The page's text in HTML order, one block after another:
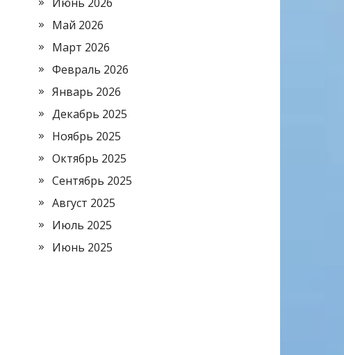
Май 2026
Март 2026
Февраль 2026
Январь 2026
Декабрь 2025
Ноябрь 2025
Октябрь 2025
Сентябрь 2025
Август 2025
Июль 2025
Июнь 2025